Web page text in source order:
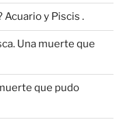
Acuario y Piscis .
Una muerte que
que pudo